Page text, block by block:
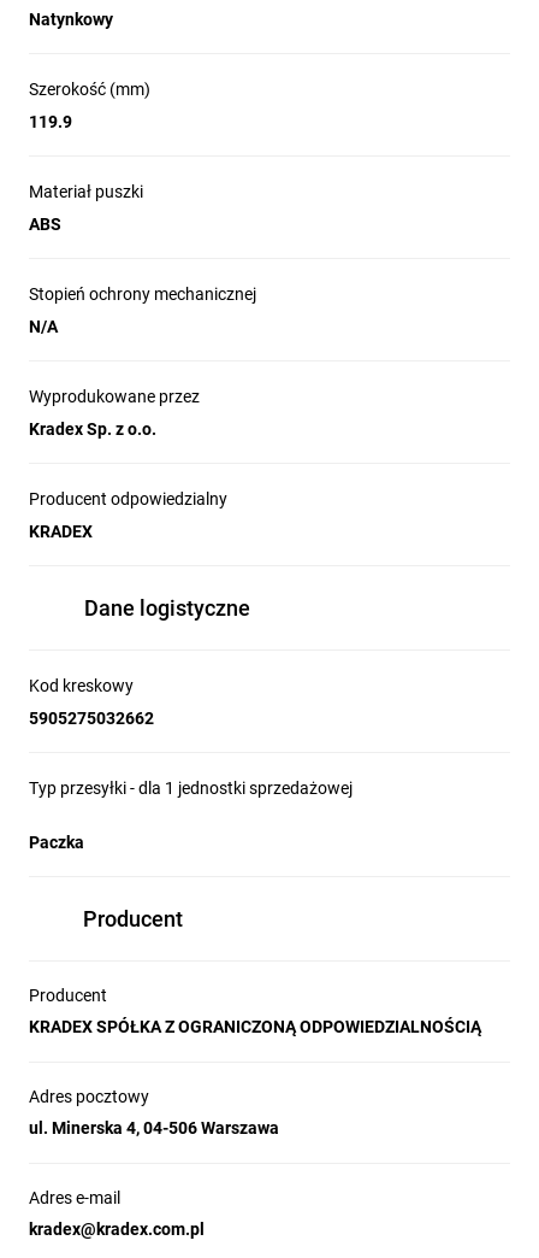
Natynkowy
Szerokość (mm)
119.9
Materiał puszki
ABS
Stopień ochrony mechanicznej
N/A
Wyprodukowane przez
Kradex Sp. z o.o.
Producent odpowiedzialny
KRADEX
Dane logistyczne
Kod kreskowy
5905275032662
Typ przesyłki - dla 1 jednostki sprzedażowej
Paczka
Producent
Producent
KRADEX SPÓŁKA Z OGRANICZONĄ ODPOWIEDZIALNOŚCIĄ
Adres pocztowy
ul. Minerska 4, 04-506 Warszawa
Adres e-mail
kradex@kradex.com.pl